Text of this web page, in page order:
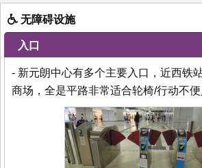
无障碍设施
入口
- 新元朗中心有多个主要入口，近西铁
商场，全是平路非常适合轮椅/行动不